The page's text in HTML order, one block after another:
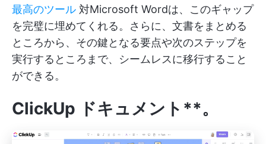
最高のツール 対Microsoft Wordは、このギャップ
を完璧に埋めてくれる。さらに、文書をまとめる
ところから、その鍵となる要点や次のステップを
実行するところまで、シームレスに移行すること
ができる。
ClickUp ドキュメント**。